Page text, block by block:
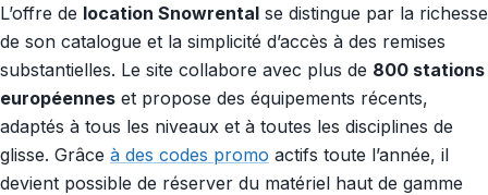
L’offre de location Snowrental se distingue par la richesse
de son catalogue et la simplicité d’accès à des remises
substantielles. Le site collabore avec plus de 800 stations
européennes et propose des équipements récents,
adaptés à tous les niveaux et à toutes les disciplines de
glisse. Grâce à des codes promo actifs toute l’année, il
devient possible de réserver du matériel haut de gamme